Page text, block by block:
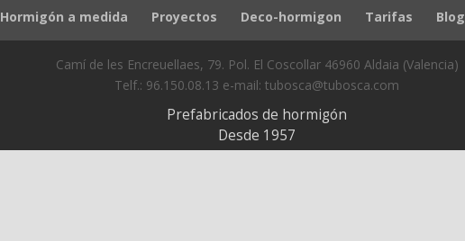
Hormigón a medida Proyectos Deco-hormigon Tarifas Blog
Camí de les Encreuellaes, 79. Pol. El Coscollar 46960 Aldaia (Valencia)
Telf.: 96.150.08.13 e-mail: tubosca@tubosca.com
Prefabricados de hormigón
Desde 1957